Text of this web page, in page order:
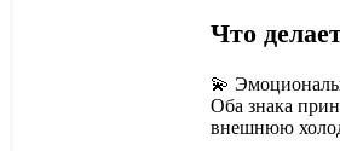
Что
💫
Оба знака
внешнюю